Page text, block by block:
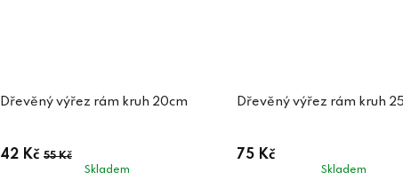
Dřevěný výřez rám kruh 20cm
42 Kč 55 Kč
Skladem
Dřevěný výřez rám kruh
75 Kč
Skladem